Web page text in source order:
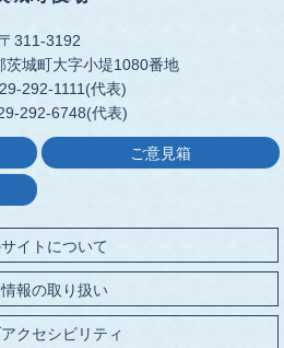
〒311-3192
茨城町大字小堤1080番地
292-1111(代表)
292-6748(代表)
ご意見箱
イトについて
報の取り扱い
クセシビリティ